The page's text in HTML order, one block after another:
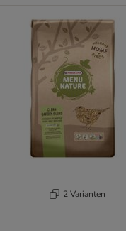
2 Varianten